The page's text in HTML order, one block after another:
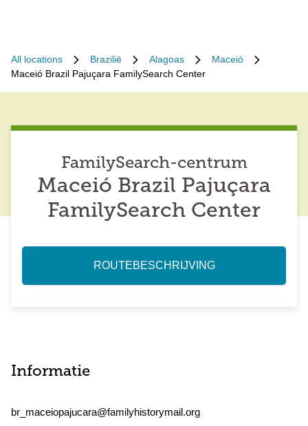
All locations Brazilië Alagoas
Maceió
Maceió Brazil Pajuçara FamilySearch Center
FamilySearch-centrum
Maceió Brazil Pajuçara
FamilySearch Center
ROUTEBESCHRIJVING
Informatie
br_maceiopajucara@familyhistorymail.org